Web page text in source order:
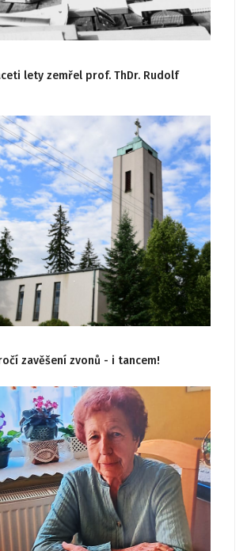
lety zemřel prof. ThDr. Rudolf
zavěšení zvonů - i tancem!